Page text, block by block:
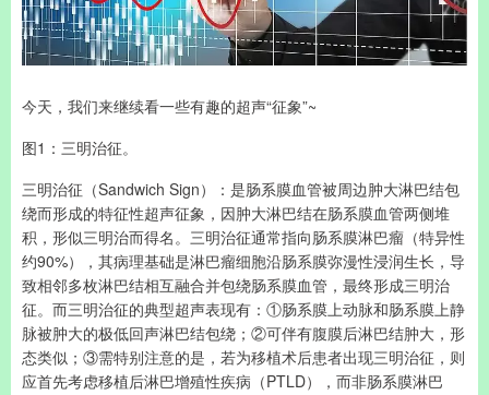
今天，我们来继续看一些有趣的超声“征象”~
图1：三明治征。
三明治征（Sandwich Sign）：是肠系膜血管被周边肿大淋巴结包
绕而形成的特征性超声征象，因肿大淋巴结在肠系膜血管两侧堆
积，形似三明治而得名。三明治征通常指向肠系膜淋巴瘤（特异性
约90%），其病理基础是淋巴瘤细胞沿肠系膜弥漫性浸润生长，导
致相邻多枚淋巴结相互融合并包绕肠系膜血管，最终形成三明治
征。而三明治征的典型超声表现有：①肠系膜上动脉和肠系膜上静
脉被肿大的极低回声淋巴结包绕；②可伴有腹膜后淋巴结肿大，形
态类似；③需特别注意的是，若为移植术后患者出现三明治征，则
应首先考虑移植后淋巴增殖性疾病（PTLD），而非肠系膜淋巴